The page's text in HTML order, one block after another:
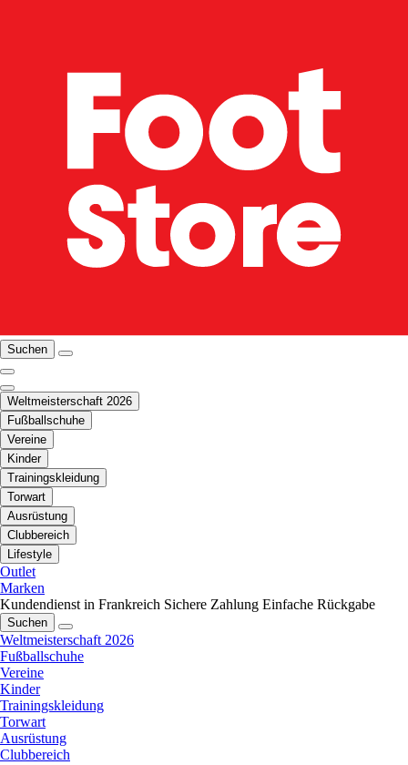
Suchen
Weltmeisterschaft 2026
Fußballschuhe
Vereine
Kinder
Trainingskleidung
Torwart
Ausrüstung
Clubbereich
Lifestyle
Outlet
Marken
Kundendienst in Frankreich Sichere Zahlung Einfache Rückgabe
Suchen
Weltmeisterschaft 2026
Fußballschuhe
Vereine
Kinder
Trainingskleidung
Torwart
Ausrüstung
Clubbereich